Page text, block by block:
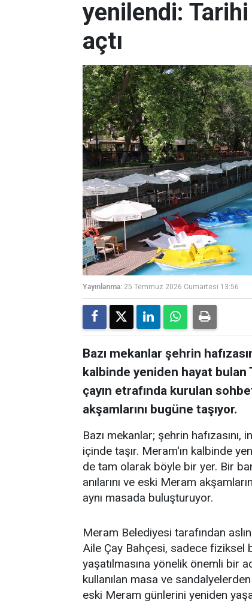
yenilendi: Tarihi
açtı
Yayınlanma: 25 Temmuz 2026 Cumartesi 13:56
Bazı mekanlar şehrin
kalbinde yeniden hayat bulan
çayın etrafında kurulan
akşamlarını bugüne taşıyor.
Bazı mekanlar; şehrin hafızasını,
içinde taşır. Meram'ın kalbinde
de tam olarak böyle bir yer. Bir
anılarını ve eski Meram
aynı masada buluşturuyor.
Meram Belediyesi tarafından
Aile Çay Bahçesi, sadece fiziksel
yaşatılmasına yönelik önemli bir
kullanılan masa ve
eski Meram günlerini yeniden